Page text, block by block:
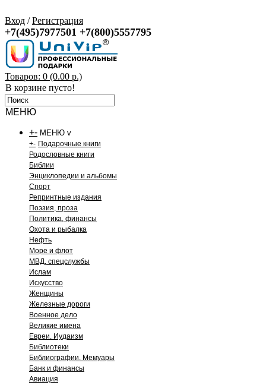
Вход /Регистрация
+7(495)7977501 +7(800)5557795
Товаров: 0 (0.00 р.)
В корзине пусто!
МЕНЮ
+- МЕНЮ v
+- Подарочные книги
Родословные книги
Библии
Энциклопедии и альбомы
Спорт
Репринтные издания
Поэзия, проза
Политика, финансы
Охота и рыбалка
Нефть
Море и флот
МВД, спецслужбы
Ислам
Искусство
Женщины
Железные дороги
Военное дело
Великие имена
Евреи. Иудаизм
Библиотеки
Библиографии. Мемуары
Банк и финансы
Авиация